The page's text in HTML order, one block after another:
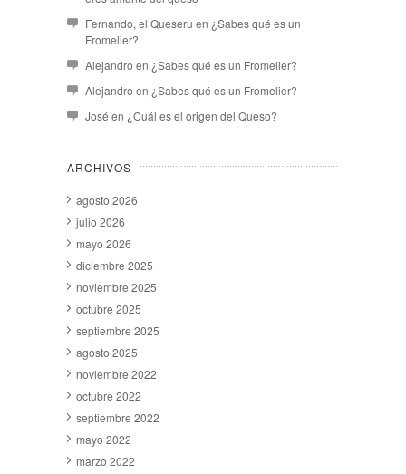
Fernando, el Queseru en ¿Sabes qué es un
Fromelier?
Alejandro en ¿Sabes qué es un Fromelier?
Alejandro en ¿Sabes qué es un Fromelier?
José en ¿Cuál es el origen del Queso?
ARCHIVOS
agosto 2026
julio 2026
mayo 2026
diciembre 2025
noviembre 2025
octubre 2025
septiembre 2025
agosto 2025
noviembre 2022
octubre 2022
septiembre 2022
mayo 2022
marzo 2022